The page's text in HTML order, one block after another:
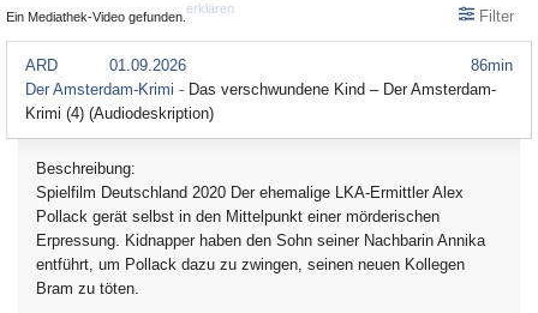
Ein Mediathek-Video gefunden.
erklären Filter
86min
ARD
01.09.2026
Der Amsterdam-Krimi - Das verschwundene Kind – Der Amsterdam-
Krimi (4) (Audiodeskription)
Beschreibung:
Spielfilm Deutschland 2020 Der ehemalige LKA-Ermittler Alex
Pollack gerät selbst in den Mittelpunkt einer mörderischen
Erpressung. Kidnapper haben den Sohn seiner Nachbarin Annika
entführt, um Pollack dazu zu zwingen, seinen neuen Kollegen
Bram zu töten.